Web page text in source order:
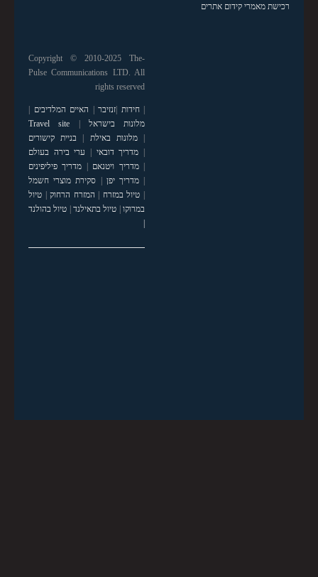
רכישת מאמרי קידום אתרים
Copyright © 2010-2025 The-
Pulse Communications LTD. All
rights reserved
|חידות |זנזיבר | האיים המלדיבים |
מלונות בישראל |
Travel site
|מלונות באילת | בניית קישורים
| מדריך דובאי | ערי בירה בעולם
|מדריך ויטנאם | מדריך פיליפינים
|מדריך יפן | סקירת מוצרי חשמל
| טיול במזרח | המזרח הרחוק| טיול
במרוקו| טיול בתאילנד| טיול בהולנד
|